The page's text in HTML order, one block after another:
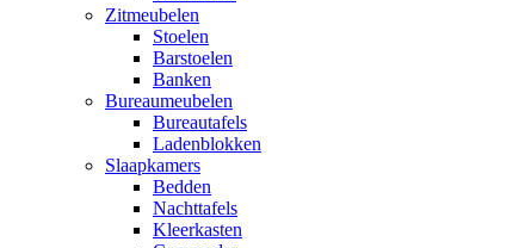
Zitmeubelen
Stoelen
Barstoelen
Banken
Bureaumeubelen
Bureautafels
Ladenblokken
Slaapkamers
Bedden
Nachttafels
Kleerkasten